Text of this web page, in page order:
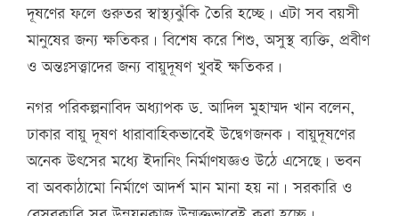
দূষণের ফলে গুরুতর স্বাস্থ্যঝুঁকি তৈরি হচ্ছে। এটা সব বয়সী
মানুষের জন্য ক্ষতিকর। বিশেষ করে শিশু, অসুস্থ ব্যক্তি, প্রবীণ
ও অন্তঃসত্ত্বাদের জন্য বায়ুদূষণ খুবই ক্ষতিকর।
নগর পরিকল্পনাবিদ অধ্যাপক ড. আদিল মুহাম্মদ খান বলেন,
ঢাকার বায়ু দূষণ ধারাবাহিকভাবেই উদ্বেগজনক। বায়ুদূষণের
অনেক উৎসের মধ্যে ইদানিং নির্মাণযজ্ঞও উঠে এসেছে। ভবন
বা অবকাঠামো নির্মাণে আদর্শ মান মানা হয় না। সরকারি ও